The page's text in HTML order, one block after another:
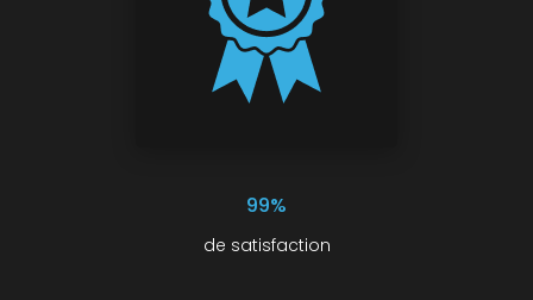
99%
de satisfaction